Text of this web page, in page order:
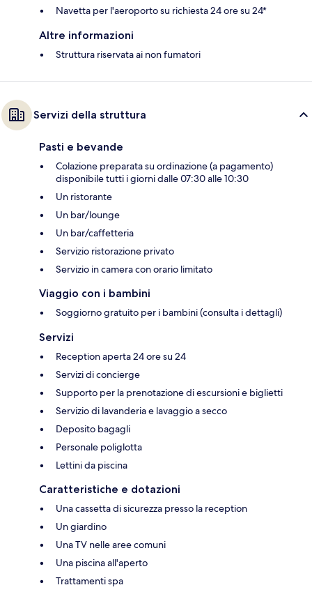
Navetta per l'aeroporto su richiesta 24 ore su 24*
Altre informazioni
Struttura riservata ai non fumatori
Servizi della struttura
Pasti e bevande
Colazione preparata su ordinazione (a pagamento)
disponibile tutti i giorni dalle 07:30 alle 10:30
Un ristorante
Un bar/lounge
Un bar/caffetteria
Servizio ristorazione privato
Servizio in camera con orario limitato
Viaggio con i bambini
Soggiorno gratuito per i bambini (consulta i dettagli)
Servizi
Reception aperta 24 ore su 24
Servizi di concierge
Supporto per la prenotazione di escursioni e biglietti
Servizio di lavanderia e lavaggio a secco
Deposito bagagli
Personale poliglotta
Lettini da piscina
Caratteristiche e dotazioni
Una cassetta di sicurezza presso la reception
Un giardino
Una TV nelle aree comuni
Una piscina all'aperto
Trattamenti spa